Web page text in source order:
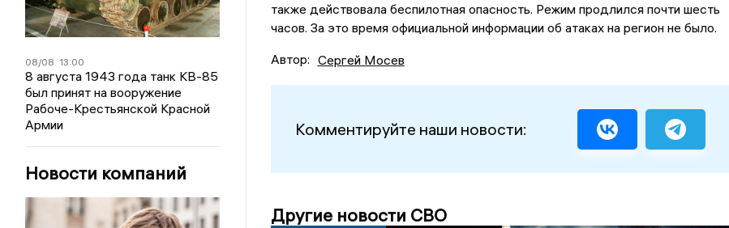
08/08 13:00
8 августа 1943 года танк КВ-85
был принят на вооружение
Рабоче-Крестьянской Красной
Армии
Новости компаний
также действовала беспилотная опасность. Режим продлился почти шесть
часов. За это время официальной информации об атаках на регион не было.
Автор: Сергей Мосев
Комментируйте наши новости:
Другие новости СВО